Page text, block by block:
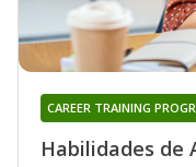
Habilidades de
CAREER TRAINING